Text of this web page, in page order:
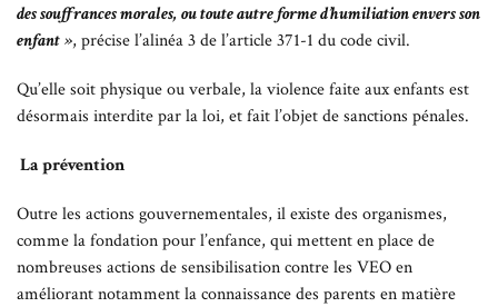
des souffrances morales, ou toute autre forme d’humiliation envers son
enfant », précise l’alinéa 3 de l’article 371-1 du code civil.
Qu’elle soit physique ou verbale, la violence faite aux enfants est
désormais interdite par la loi, et fait l’objet de sanctions pénales.
La prévention
Outre les actions gouvernementales, il existe des organismes,
comme la fondation pour l’enfance, qui mettent en place de
nombreuses actions de sensibilisation contre les VEO en
améliorant notamment la connaissance des parents en matière